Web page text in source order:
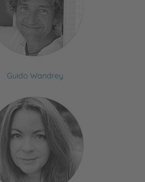
Guido Wandrey